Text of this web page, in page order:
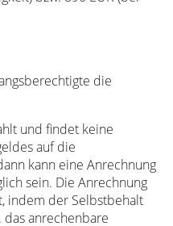
die
und findet keine
auf die
kann eine Anrechnung
sein. Die Anrechnung
indem der Selbstbehalt
das anrechenbare